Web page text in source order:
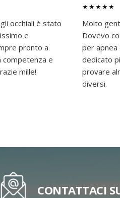
occhiali è stato
e
pronto a
competenza e
mille!
★★★★★
Molto
Dovevo
per apnea
dedicato
provare
diversi.
CONTATTACI